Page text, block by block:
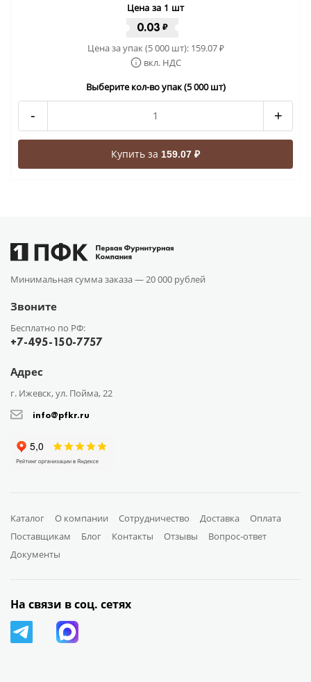
Цена за 1 шт
0.03 ₽
Цена за упак (5 000 шт): 159.07₽
вкл. НДС
Выберите кол-во упак (5 000 шт)
- +
Купить за 159.07 ₽
Минимальная сумма заказа — 20 000 рублей
Звоните
Бесплатно по РФ:
+7-495-150-7757
Адрес
г. Ижевск, ул. Пойма, 22
info@pfkr.ru
Каталог О компании Сотрудничество Доставка
Оплата
Поставщикам
Блог Контакты Отзывы
Вопрос-ответ
Документы
На связи в соц. сетях